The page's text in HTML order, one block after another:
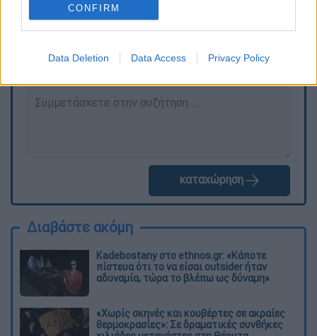
CONFIRM
Data Deletion Data Access Privacy Policy
Τα σχολιά σας δημοσιεύονται άμεσα με δική σας ευθύνη. Το
καταχώρηση
Διαβάστε ακόμη
Kadebostany στο ethnos.gr: «Κάποτε
πίστευα ότι το να είσαι outsider ήταν
αδυναμία, τώρα το βλέπω ως δύναμη»
«Χωρίς σκηνές και κουβέρτες σε ακραίες
θερμοκρασίες»: Σε δραματικές συνθήκες